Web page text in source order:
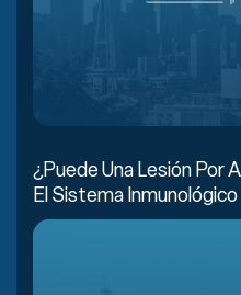
¿Puede Una Lesión Por
El Sistema